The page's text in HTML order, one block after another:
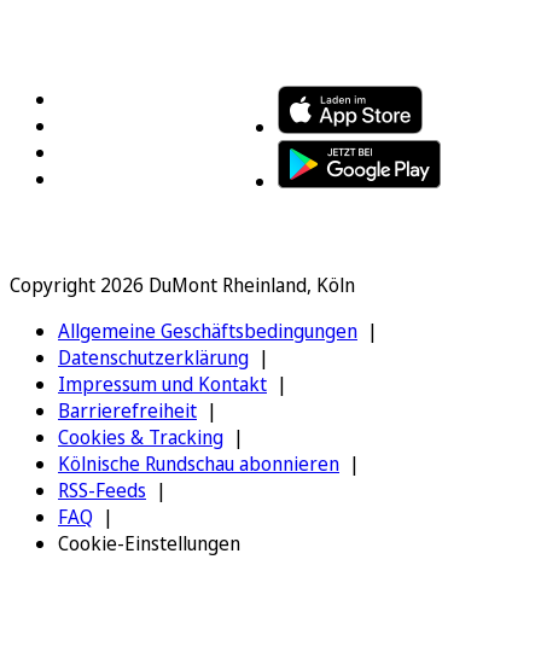
Copyright 2026 DuMont Rheinland, Köln
Allgemeine Geschäftsbedingungen
Datenschutzerklärung
Impressum und Kontakt
Barrierefreiheit
Cookies & Tracking
Kölnische Rundschau abonnieren
RSS-Feeds
FAQ
Cookie-Einstellungen